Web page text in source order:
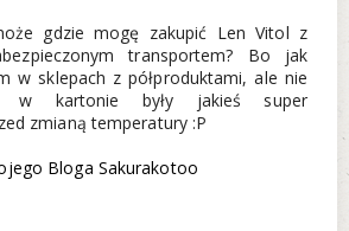
gdzie mogę zakupić Len Vitol z
transportem? Bo jak
w sklepach z półproduktami, ale nie
w kartonie były jakieś super
zmianą temperatury :P
Bloga Sakurakotoo